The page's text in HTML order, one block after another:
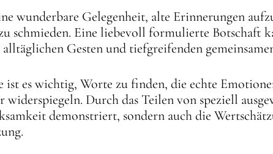
wunderbare Gelegenheit, alte Erinnerungen
schmieden. Eine liebevoll formulierte Botschaft
alltäglichen Gesten und tiefgreifenden
ist es wichtig, Worte zu finden, die echte
Durch das Teilen von speziell
demonstriert, sondern auch die